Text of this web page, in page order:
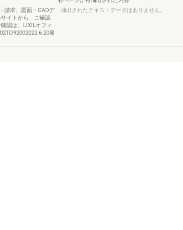
請求、図面・CADデ
サイトから ご確認
認は、LIXILオフィ
発
抽出されたテキストデータはありません。